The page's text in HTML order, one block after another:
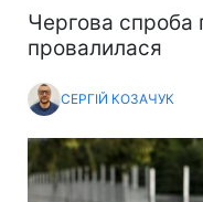
Чергова
провалилася
СЕРГІЙ КОЗАЧУК